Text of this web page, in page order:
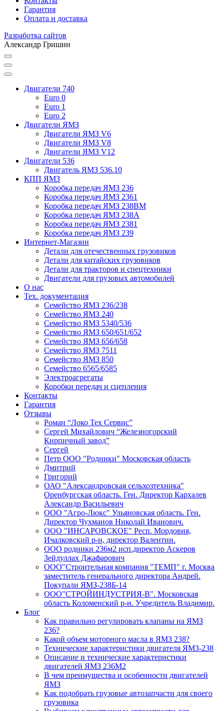
Гарантия
Оплата и доставка
Разработка сайтов
Александр Гришин
Двигатели 740
Euro 0
Euro 1
Euro 2
Двигатели ЯМЗ
Двигатели ЯМЗ V6
Двигатели ЯМЗ V8
Двигатели ЯМЗ V12
Двигатели 536
Двигатель ЯМЗ 536.10
КПП ЯМЗ
Коробка передач ЯМЗ 236
Коробка передач ЯМЗ 2361
Коробка передач ЯМЗ 238ВМ
Коробка передач ЯМЗ 238А
Коробка передач ЯМЗ 2381
Коробка передач ЯМЗ 239
Интернет-Магазин
Детали для отечественных грузовиков
Детали для китайских грузовиков
Детали для тракторов и спецтехники
Двигатели для грузовых автомобилей
О нас
Тех. документация
Семейство ЯМЗ 236/238
Семейство ЯМЗ 240
Семейство ЯМЗ 5340/536
Семейство ЯМЗ 650/651/652
Семейство ЯМЗ 656/658
Семейство ЯМЗ 7511
Семейство ЯМЗ 850
Семейство 6565/6585
Электроагрегаты
Коробки передач и сцепления
Контакты
Гарантия
Отзывы
Роман “Локо Тех Сервис”
Сергей Михайлович “Железногорский
Кирпичный завод”
Сергей
Петр ООО "Родники" Московская область
Дмитрий
Григорий
ОАО "Александровская сельхозтехника"
Оренбургская область. Ген. Директор Кархалев
Александр Васильевич
ООО "Агро-Люкс" Ульяновская область. Ген.
Директор Чухманов Николай Иванович.
ООО "ИНСАРОВСКОЕ" Респ. Мордовия,
Ичалковский р-н, директор Валентин.
ООО родники 236м2 исп.директор Аскеров
Зейдуллах Джафарович
ООО"Строительная компания "ТЕМП" г. Москва
заместитель генерального директора Андрей.
Покупали ЯМЗ-238Б-14
ООО"СТРОЙИНДУСТРИЯ-В". Московская
область Коломенский р-н. Учредитель Владимир.
Блог
Как правильно регулировать клапаны на ЯМЗ
236?
Какой объем моторного масла в ЯМЗ 238?
Технические характеристики двигателя ЯМЗ-238
Описание и технические характеристики
двигателей ЯМЗ 236М2
В чем преимущества и особенности двигателей
ЯМЗ
Как подобрать грузовые автозапчасти для своего
грузовика